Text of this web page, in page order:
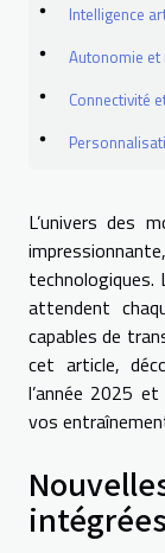
Intelligence
Autonomie et
Connectivité
L’univers des
attendent
capables de
cet article,
l’année 2025
vos
intégrées